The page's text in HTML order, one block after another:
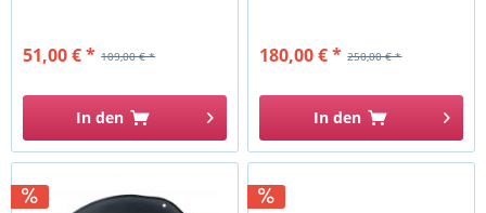
109,00 € *
51,00 € *
In den
250,00 € *
180,00 € *
In den